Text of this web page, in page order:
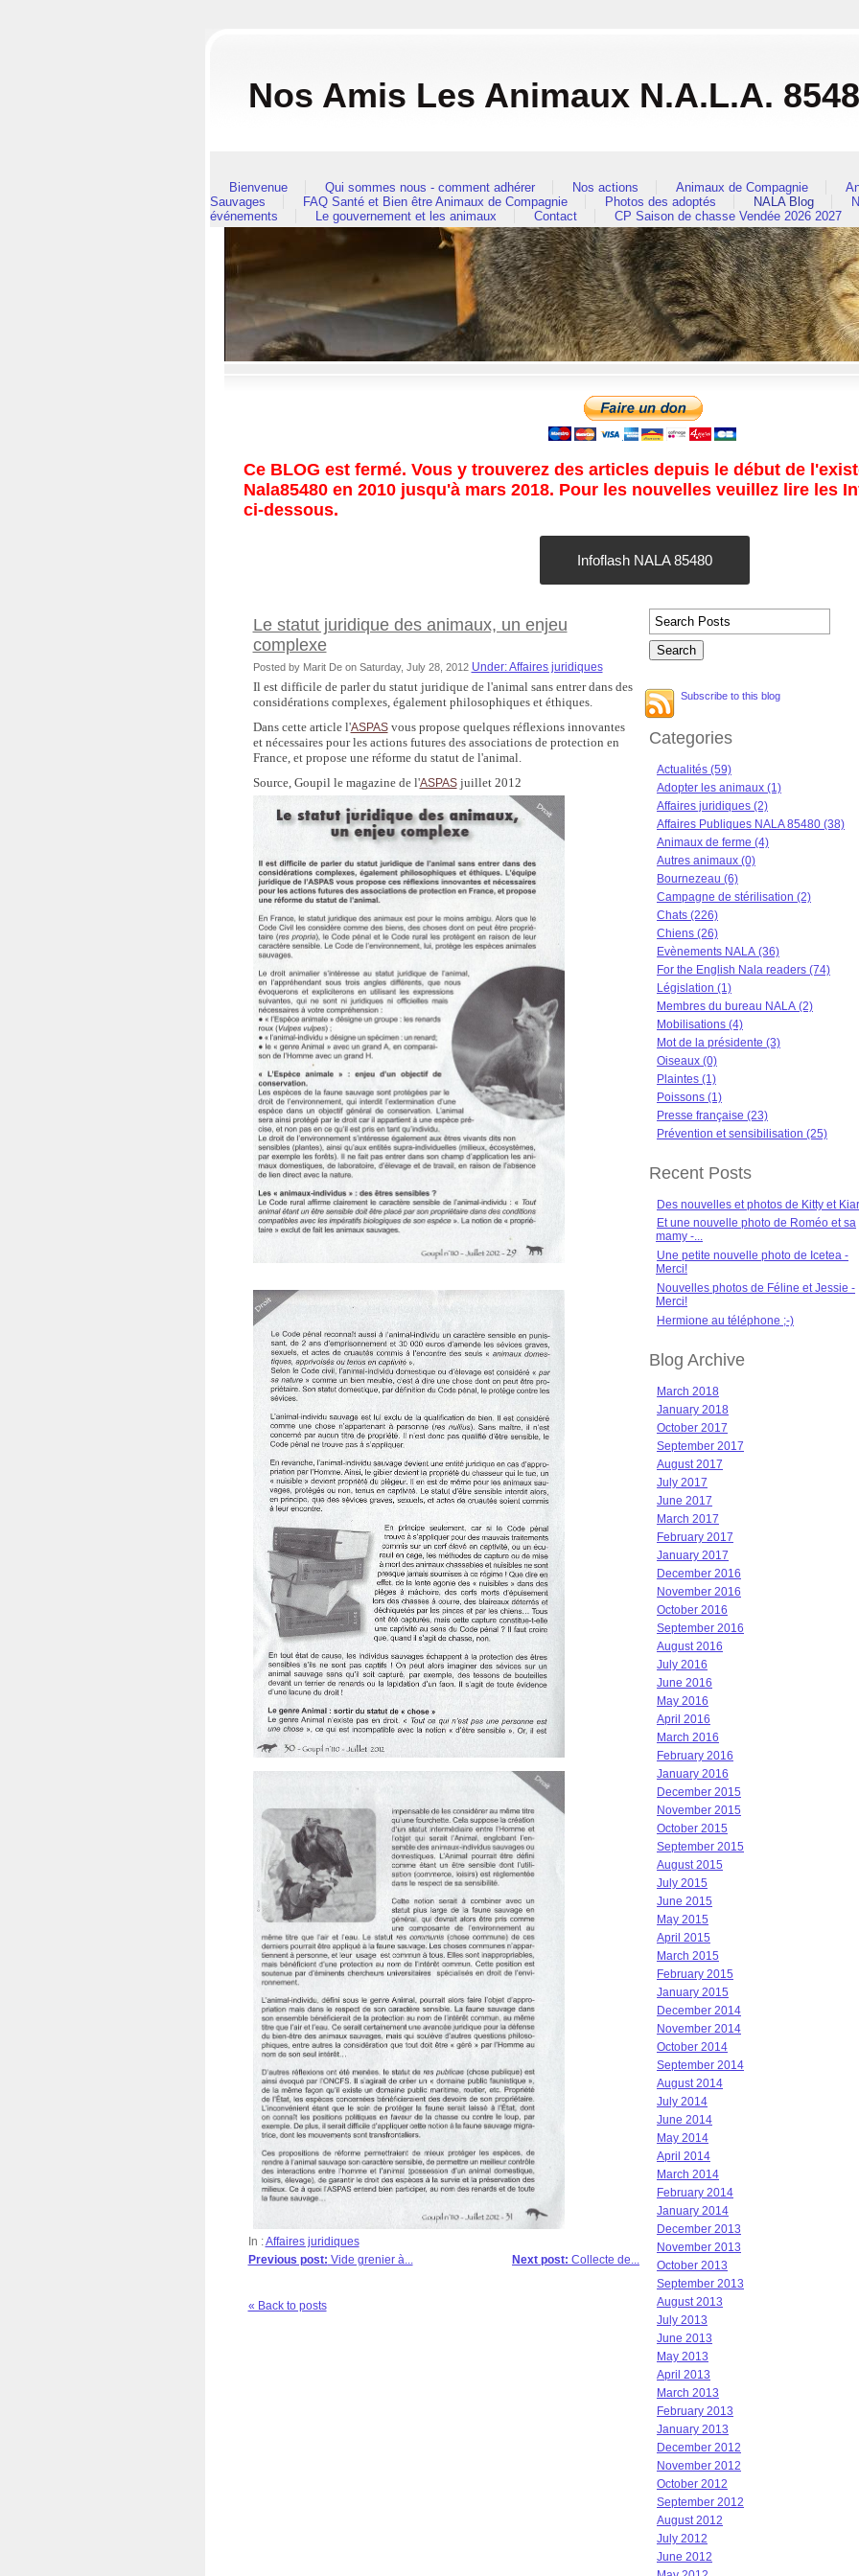
Nos Amis Les Animaux N.A.L.A.
Bienvenue Qui sommes nous - comment adhérer Nos actions Animaux de Compagnie
Sauvages
FAQ Santé et Bien être Animaux de Compagnie Photos des adoptés NALA Blog
événements
Le gouvernement et les animaux Contact CP Saison de chasse Vendée 2026 2027
Ce BLOG est fermé. Vous y trouverez des articles depuis le début de
Nala85480 en 2010 jusqu'à mars 2018. Pour les nouvelles veuillez lire les
ci-dessous.
Infoflash NALA 85480
Le statut juridique des animaux, un enjeu
complexe
Posted by Marit De on Saturday, July 28, 2012 Under: Affaires juridiques
Il est difficile de parler du statut juridique de l'animal sans entrer dans des
considérations complexes, également philosophiques et éthiques.
Dans cette article l'ASPASvous propose quelques réflexions innovantes
et nécessaires pour les actions futures des associations de protection en
France, et propose une réforme du statut de l'animal.
Source, Goupil le magazine de l'ASPASjuillet 2012
In :Affaires juridiques
Next post: Collecte de...
Previous post: Vide grenier à...
« Back to posts
Subscribe to this blog
Categories
Actualités (59)
Adopter les animaux (1)
Affaires juridiques (2)
Affaires Publiques NALA 85480 (38)
Animaux de ferme (4)
Autres animaux (0)
Bournezeau (6)
Campagne de stérilisation (2)
Chats (226)
Chiens (26)
Evènements NALA (36)
For the English Nala readers (74)
Législation (1)
Membres du bureau NALA (2)
Mobilisations (4)
Mot de la présidente (3)
Oiseaux (0)
Plaintes (1)
Poissons (1)
Presse française (23)
Prévention et sensibilisation (25)
Recent Posts
Des nouvelles et photos de Kitty et
Et une nouvelle photo de Roméo et sa
mamy -...
Une petite nouvelle photo de Icetea -
Merci!
Nouvelles photos de Féline et Jessie -
Merci!
Hermione au téléphone ;-)
Blog Archive
March 2018
January 2018
October 2017
September 2017
August 2017
July 2017
June 2017
March 2017
February 2017
January 2017
December 2016
November 2016
October 2016
September 2016
August 2016
July 2016
June 2016
May 2016
April 2016
March 2016
February 2016
January 2016
December 2015
November 2015
October 2015
September 2015
August 2015
July 2015
June 2015
May 2015
April 2015
March 2015
February 2015
January 2015
December 2014
November 2014
October 2014
September 2014
August 2014
July 2014
June 2014
May 2014
April 2014
March 2014
February 2014
January 2014
December 2013
November 2013
October 2013
September 2013
August 2013
July 2013
June 2013
May 2013
April 2013
March 2013
February 2013
January 2013
December 2012
November 2012
October 2012
September 2012
August 2012
July 2012
June 2012